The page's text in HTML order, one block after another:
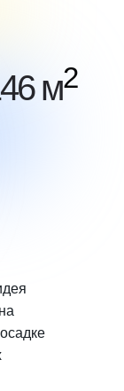
м2